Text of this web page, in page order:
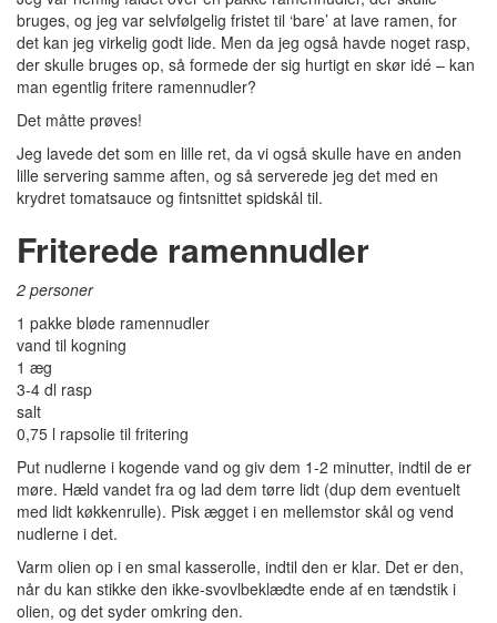
bruges, og jeg var selvfølgelig fristet til ‘bare’ at lave ramen, for
det kan jeg virkelig godt lide. Men da jeg også havde noget rasp,
der skulle bruges op, så formede der sig hurtigt en skør idé – kan
man egentlig fritere ramennudler?
Det måtte prøves!
Jeg lavede det som en lille ret, da vi også skulle have en anden
lille servering samme aften, og så serverede jeg det med en
krydret tomatsauce og fintsnittet spidskål til.
Friterede ramennudler
2 personer
1 pakke bløde ramennudler
vand til kogning
1 æg
3-4 dl rasp
salt
0,75 l rapsolie til fritering
Put nudlerne i kogende vand og giv dem 1-2 minutter, indtil de er
møre. Hæld vandet fra og lad dem tørre lidt (dup dem eventuelt
med lidt køkkenrulle). Pisk ægget i en mellemstor skål og vend
nudlerne i det.
Varm olien op i en smal kasserolle, indtil den er klar. Det er den,
når du kan stikke den ikke-svovlbeklædte ende af en tændstik i
olien, og det syder omkring den.